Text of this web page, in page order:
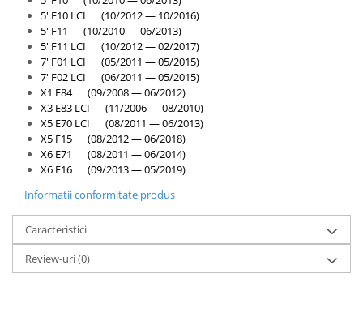
Casetă directie
Scut caseta
Electrice
Acumulator
Alternator
Cablaj
Cameră
Electromotor
Lampa spate
Semnal oglindă
SEMNALIZARE ARIPA
5' F10 LCI (10/2012 — 10/2016)
5' F11 (10/2010 — 06/2013)
5' F11 LCI (10/2012 — 02/2017)
7' F01 LCI (05/2011 — 05/2015)
7' F02 LCI (06/2011 — 05/2015)
X1 E84 (09/2008 — 06/2012)
X3 E83 LCI (11/2006 — 08/2010)
X5 E70 LCI (08/2011 — 06/2013)
X5 F15 (08/2012 — 06/2018)
X6 E71 (08/2011 — 06/2014)
X6 F16 (09/2013 — 05/2019)
Informatii conformitate produs
Caracteristici
Review-uri(0)